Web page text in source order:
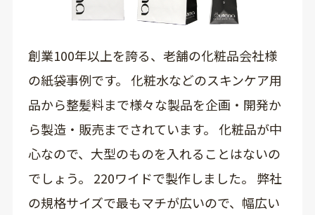
創業100年以上を誇る、老舗の化粧品会社様
の紙袋事例です。 化粧水などのスキンケア用
品から整髪料まで様々な製品を企画・開発か
ら製造・販売までされています。 化粧品が中
心なので、大型のものを入れることはないの
でしょう。 220ワイドで製作しました。 弊社
の規格サイズで最もマチが広いので、幅広い